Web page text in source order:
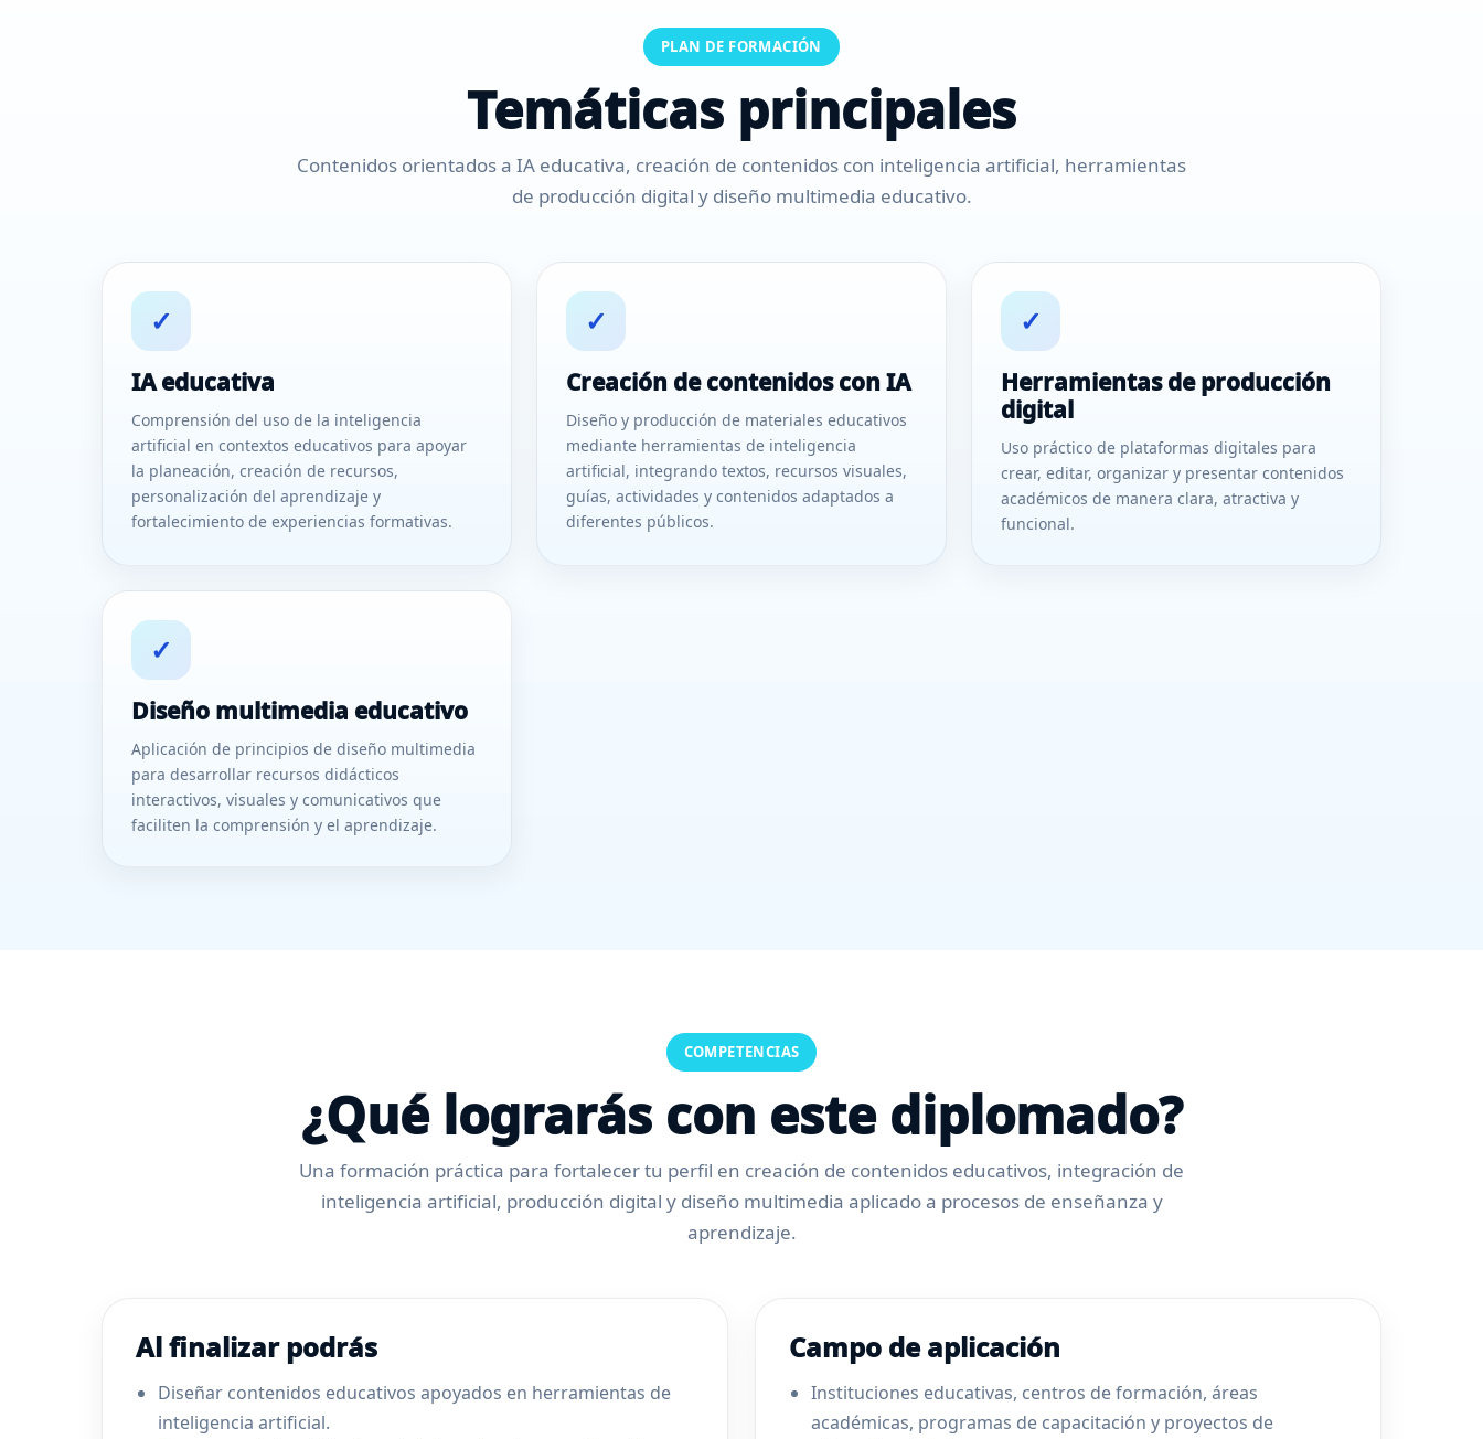
PLAN DE FORMACIÓN
Temáticas principales
Contenidos orientados a IA educativa, creación de contenidos con inteligencia artificial, herramientas
de producción digital y diseño multimedia educativo.
✓
IA educativa
Comprensión del uso de la inteligencia
artificial en contextos educativos para apoyar
la planeación, creación de recursos,
personalización del aprendizaje y
fortalecimiento de experiencias formativas.
✓
Creación de contenidos con IA
Diseño y producción de materiales educativos
mediante herramientas de inteligencia
artificial, integrando textos, recursos visuales,
guías, actividades y contenidos adaptados a
diferentes públicos.
✓
Herramientas de producción
digital
Uso práctico de plataformas digitales para
crear, editar, organizar y presentar contenidos
académicos de manera clara, atractiva y
funcional.
✓
Diseño multimedia educativo
Aplicación de principios de diseño multimedia
para desarrollar recursos didácticos
interactivos, visuales y comunicativos que
faciliten la comprensión y el aprendizaje.
COMPETENCIAS
¿Qué lograrás con este diplomado?
Una formación práctica para fortalecer tu perfil en creación de contenidos educativos, integración de
inteligencia artificial, producción digital y diseño multimedia aplicado a procesos de enseñanza y
aprendizaje.
Al finalizar podrás
Diseñar contenidos educativos apoyados en herramientas de
inteligencia artificial.
Campo de aplicación
Instituciones educativas, centros de formación, áreas
académicas, programas de capacitación y proyectos de